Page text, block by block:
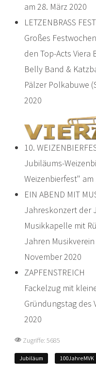
am 28. März 2020
LETZENBRASS
Großes
den Top-Acts Viera
Belly Band &
Pälzer Polkabuwe
2020
10.
Jubiläums-
Weizenbierfest" am
EIN ABEND MIT
Jahreskonzert der
Musikkapelle mit
Jahren
November 2020
ZAPFENSTREICH
Fackelzug mit
Gründungstag des
2020
Zugriffe: 5685
Jubiläum 100JahreMVK